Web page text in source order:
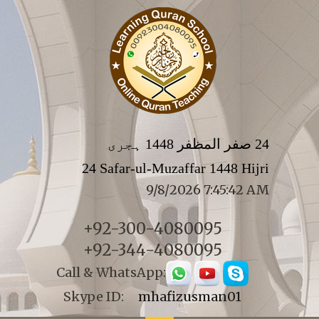
24 صفر المظفر 1448 ہجری
24 Safar-ul-Muzaffar 1448 Hijri
9/8/2026 7:45:42 AM
+92-300-4080095
+92-344-4080095
Call & WhatsApp:
Skype ID: mhafizusman01